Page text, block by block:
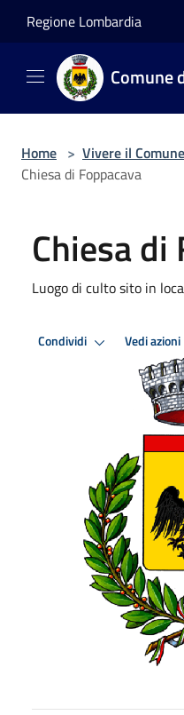
Regione Lombardia
Comune
Home > Vivere il Comune
Chiesa di Foppacava
Chiesa di
Luogo di culto sito in
Condividi Vedi azioni